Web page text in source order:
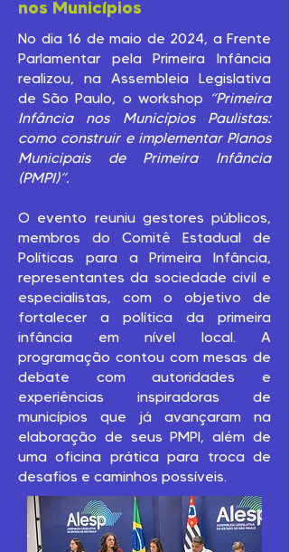
nos Municípios
No dia 16 de maio de 2024, a Frente
Parlamentar pela Primeira Infância
realizou, na Assembleia Legislativa
de São Paulo, o workshop “Primeira
Infância nos Municípios Paulistas:
como construir e implementar Planos
Municipais de Primeira Infância
(PMPI)”.
O evento reuniu gestores públicos,
membros do Comitê Estadual de
Políticas para a Primeira Infância,
representantes da sociedade civil e
especialistas, com o objetivo de
fortalecer a política da primeira
infância em nível local. A
programação contou com mesas de
debate com autoridades e
experiências inspiradoras de
municípios que já avançaram na
elaboração de seus PMPI, além de
uma oficina prática para troca de
desafios e caminhos possíveis.